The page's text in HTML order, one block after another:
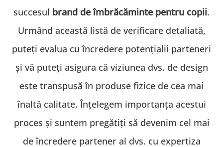
succesul brand de îmbrăcăminte pentru copii.
Urmând această listă de verificare detaliată,
puteți evalua cu încredere potențialii parteneri
și vă puteți asigura că viziunea dvs. de design
este transpusă în produse fizice de cea mai
înaltă calitate. Înțelegem importanța acestui
proces și suntem pregătiți să devenim cel mai
de încredere partener al dvs. cu expertiza